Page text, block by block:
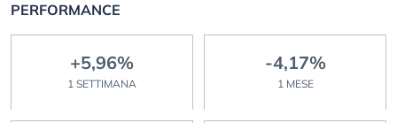
PERFORMANCE
+5,96%
1 SETTIMANA
-4,17%
1 MESE